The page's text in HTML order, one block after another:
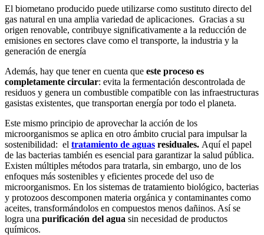
El biometano producido puede utilizarse como sustituto directo del
gas natural en una amplia variedad de aplicaciones. Gracias a su
origen renovable, contribuye significativamente a la reducción de
emisiones en sectores clave como el transporte, la industria y la
generación de energía
Además, hay que tener en cuenta que este proceso es
completamente circular: evita la fermentación descontrolada de
residuos y genera un combustible compatible con las infraestructuras
gasistas existentes, que transportan energía por todo el planeta.
Este mismo principio de aprovechar la acción de los
microorganismos se aplica en otro ámbito crucial para impulsar la
sostenibilidad: el tratamiento de aguas residuales. Aquí el papel
de las bacterias también es esencial para garantizar la salud pública.
Existen múltiples métodos para tratarla, sin embargo, uno de los
enfoques más sostenibles y eficientes procede del uso de
microorganismos. En los sistemas de tratamiento biológico, bacterias
y protozoos descomponen materia orgánica y contaminantes como
aceites, transformándolos en compuestos menos dañinos. Así se
logra una purificación del agua sin necesidad de productos
químicos.